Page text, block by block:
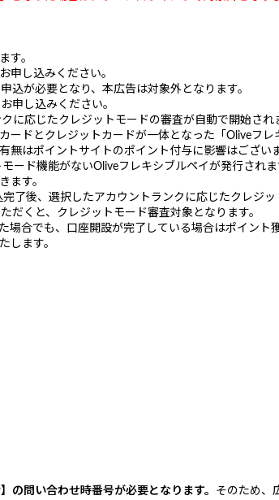
す。
申し込みください。
が必要となり、本広告は対象外となります。
申し込みください。
に応じたクレジットモードの審査が自動で開始され
ドとクレジットカードが一体となった「Oliveフレ
はポイントサイトのポイント付与に影響はござい
ード機能がないOliveフレキシブルペイが発行され
ます。
了後、選択したアカウントランクに応じたクレジ
くと、クレジットモード審査対象となります。
合でも、口座開設が完了している場合はポイント
します。
の問い合わせ時番号が必要となります。 そのため、